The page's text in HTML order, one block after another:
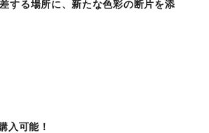
する場所に、新たな色彩の断片を添
入可能！